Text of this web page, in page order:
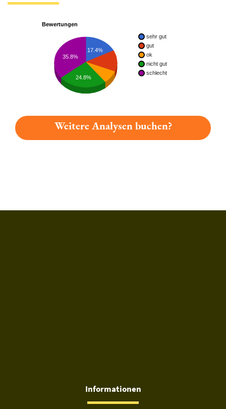
Bewertungen
sehr gut
gut
ok
nicht gut
schlecht
17.4%
35.8%
24.8%
Weitere Analysen buchen?
Informationen